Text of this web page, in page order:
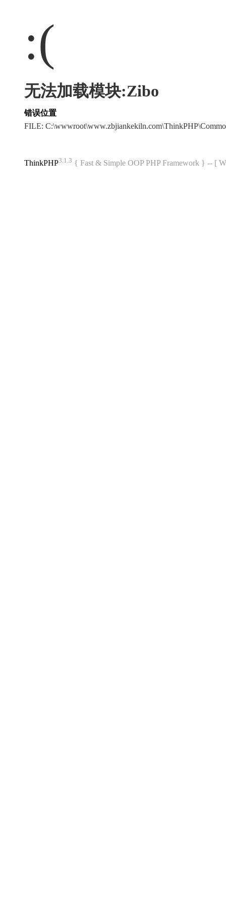
:(
无法加载模块:Zibo
错误位置
FILE:
ThinkPHP3.1.3 { Fast & Simple OOP PHP Framework } -- [